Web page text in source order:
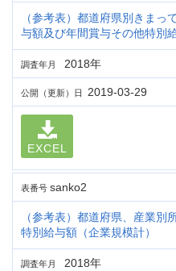
（参考表）都道府県別きまっ
与額及び年間賞与その他特別
調査年月 2018年
公開（更新）日 2019-03-29
EXCEL
表番号 sanko2
（参考表）都道府県、産業別
特別給与額（企業規模計）
調査年月 2018年